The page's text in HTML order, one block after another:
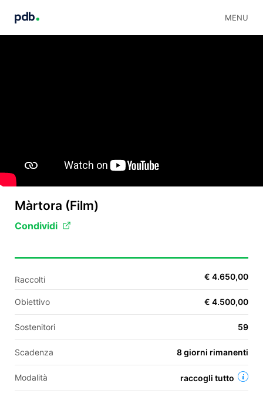
MENU
IT
EN
ES
Màrtora (Film)
Condividi
Raccolti € 4.650,00
Obiettivo € 4.500,00
Sostenitori 59
Scadenza 8 giorni rimanenti
Modalità raccogli tutto